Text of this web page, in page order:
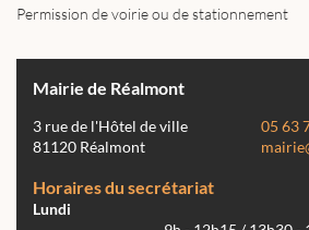
Permission de voirie ou de stationnement
Mairie de Réalmont
3 rue de l'Hôtel de ville
81120 Réalmont
05 63
Horaires du secrétariat
Lundi